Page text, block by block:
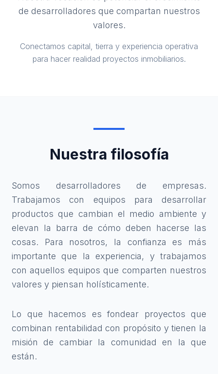
de desarrolladores que compartan nuestros
valores.
Conectamos capital, tierra y experiencia operativa
para hacer realidad proyectos inmobiliarios.
Nuestra filosofía
Somos desarrolladores de empresas.
Trabajamos con equipos para desarrollar
productos que cambian el medio ambiente y
elevan la barra de cómo deben hacerse las
cosas. Para nosotros, la confianza es más
importante que la experiencia, y trabajamos
con aquellos equipos que comparten nuestros
valores y piensan holísticamente.
Lo que hacemos es fondear proyectos que
combinan rentabilidad con propósito y tienen la
misión de cambiar la comunidad en la que
están.